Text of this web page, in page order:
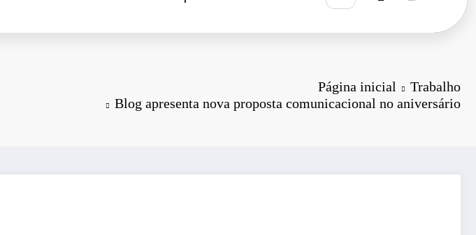
Página inicial
Trabalho
Blog apresenta nova proposta comunicacional no aniversário